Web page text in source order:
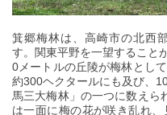
箕郷梅林は、高崎市の北西
す。関東平野を一望すること
0メートルの丘陵が梅林とし
約300ヘクタールにも及び、
馬三大梅林」の一つに数えら
は一面に梅の花が咲き乱れ